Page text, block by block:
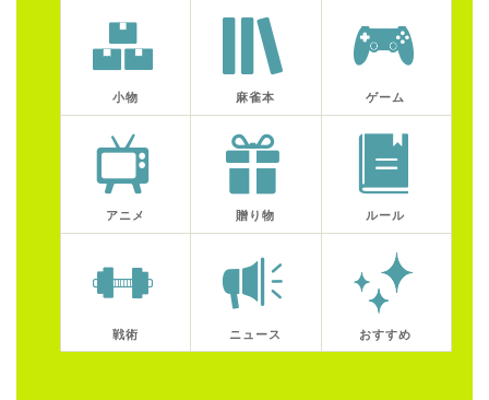
小物 麻雀本 ゲーム
アニメ 贈り物 ルール
戦術 ニュース おすすめ